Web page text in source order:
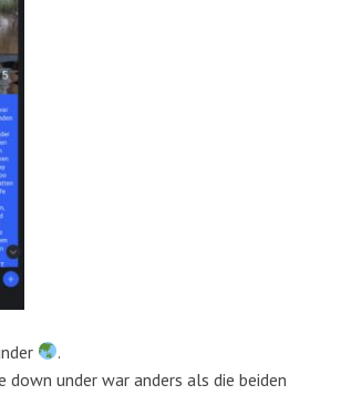
.
down under war anders als die beiden